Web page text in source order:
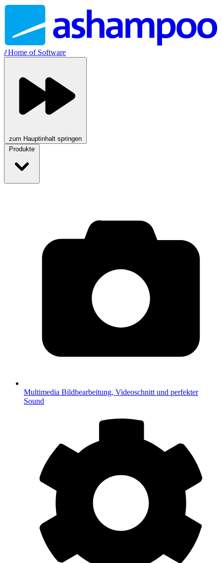
//Home of Software
zum Hauptinhalt springen
Produkte
Multimedia Bildbearbeitung, Videoschnitt und perfekter
Sound